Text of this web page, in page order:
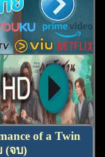
of a Twin
(จบ)